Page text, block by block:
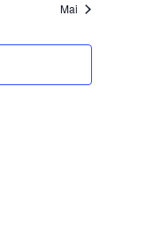
Mai